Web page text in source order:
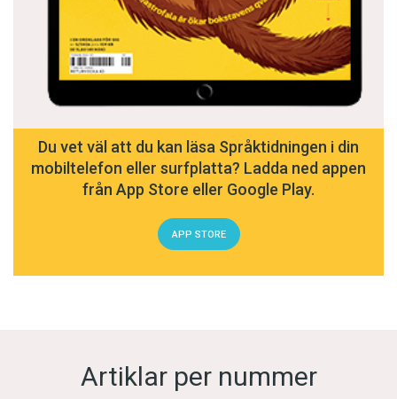
Du vet väl att du kan läsa Språktidningen i din
mobiltelefon eller surfplatta? Ladda ned appen
från App Store eller Google Play.
APP STORE
Artiklar per nummer